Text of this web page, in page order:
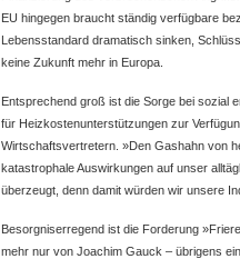
EU hingegen braucht ständig verfügbare
Lebensstandard dramatisch sinken,
keine Zukunft mehr in Europa.
Entsprechend groß ist die Sorge bei sozial
für Heizkostenunterstützungen zur
Wirtschaftsvertretern. »Den Gashahn von
katastrophale Auswirkungen auf unser
überzeugt, denn damit würden wir unsere
Besorgniserregend ist die Forderung
mehr nur von Joachim Gauck – übrigens